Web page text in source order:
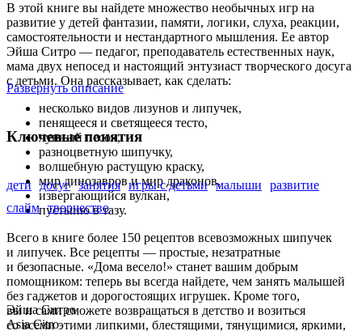
В этой книге вы найдете множество необычных игр на
развитие у детей фантазии, памяти, логики, слуха, реакции,
самостоятельности и нестандартного мышления. Ее автор
Эйша Ситро — педагог, преподаватель естественных наук,
мама двух непосед и настоящий энтузиаст творческого досуга
с детьми. Она рассказывает, как сделать:
несколько видов лизунов и липучек,
пенящееся и светящееся тесто,
лунный песок,
разноцветную шипучку,
волшебную растущую краску,
мир динозавров и мир драконов,
извергающийся вулкан,
пустыню в тазу.
Всего в книге более 150 рецептов всевозможных шипучек
и липучек. Все рецепты — простые, незатратные
и безопасные. «Дома весело!» станет вашим добрым
помощником: теперь вы всегда найдете, чем занять малышей
без гаджетов и дорогостоящих игрушек. Кроме того,
вы и сами сможете возвращаться в детство и возиться
со всеми этими липкими, блестящими, тянущимися, яркими,
Развернуть описание
Ключевые понятия
дети досуг занятия игры с детьми малыши
развитие
слайм творчество
Эйша Ситро
Asia Citro